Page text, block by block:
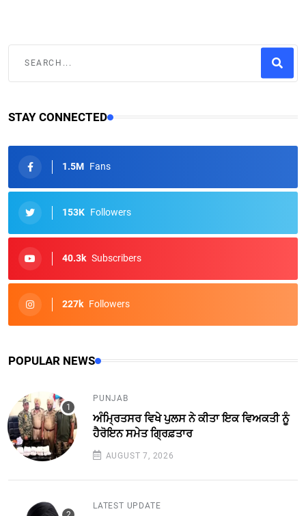
STAY CONNECTED
1.5M Fans
153K Followers
40.3k Subscribers
227k Followers
POPULAR NEWS
PUNJAB
ਅੰਮ੍ਰਿਤਸਰ ਵਿਖੇ ਪੁਲਸ ਨੇ ਕੀਤਾ ਇਕ ਵਿਅਕਤੀ ਨੂੰ
ਹੈਰੋਇਨ ਸਮੇਤ ਗ੍ਰਿਫ਼ਤਾਰ
AUGUST 7, 2026
LATEST UPDATE